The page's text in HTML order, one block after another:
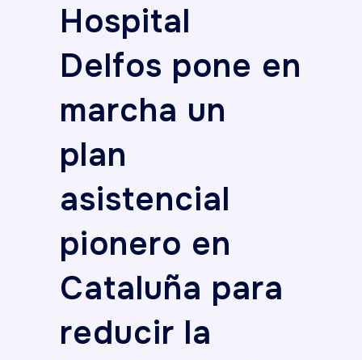
Hospital
Delfos pone en
marcha un
plan
asistencial
pionero en
Cataluña para
reducir la